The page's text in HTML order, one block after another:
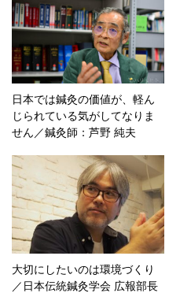
日本では鍼灸の価値が、軽ん
じられている気がしてなりま
せん／鍼灸師：芦野 純夫
大切にしたいのは環境づくり
／日本伝統鍼灸学会 広報部長